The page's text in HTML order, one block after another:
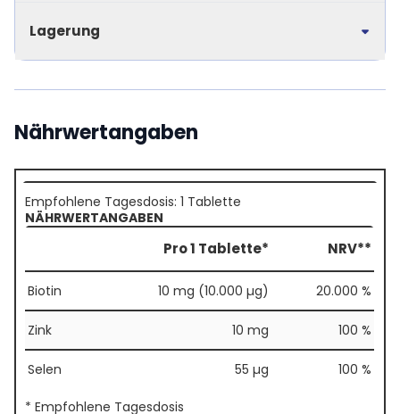
Lagerung
Nährwertangaben
Empfohlene Tagesdosis: 1 Tablette
NÄHRWERTANGABEN
Pro 1 Tablette* NRV**
Biotin 10 mg (10.000 µg) 20.000 %
Zink 10 mg 100 %
Selen 55 µg 100 %
* Empfohlene Tagesdosis